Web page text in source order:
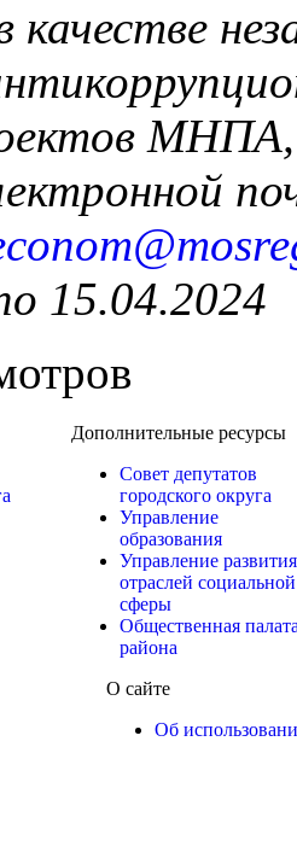
качестве
МНПА,
15.04.2024
Дополнительные ресурсы
Совет депутатов
городского округа
Управление
образования
Управление развития
отраслей социальной
сферы
Общественная
района
О сайте
Об